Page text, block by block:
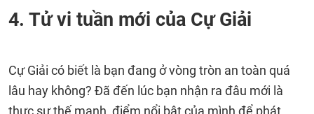
4. Tử vi tuần mới của Cự Giải
Cự Giải có biết là bạn đang ở vòng tròn an toàn quá
lâu hay không? Đã đến lúc bạn nhận ra đâu mới là
thực sự thế mạnh, điểm nổi bật của mình để phát